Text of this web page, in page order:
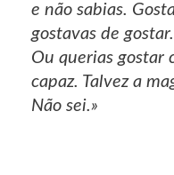
e não sabias.
gostavas de
Ou querias gostar
capaz. Talvez a
Não sei.»